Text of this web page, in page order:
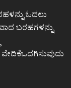
ಓದಲು
ಬರಹಗಳನ್ನು